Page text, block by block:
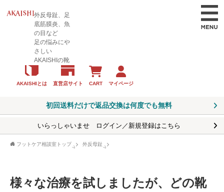
外反母趾、足
底筋膜炎、魚
の目など
足の悩みにや
さしい
AKAISHIの靴
AKAISHIとは 直営店サイト CART マイページ
初回送料だけで返品交換は何度でも無料
いらっしゃいませ ログイン／新規登録はこちら
フットケア相談室トップ 外反母趾
様々な治療を試しましたが、どの靴